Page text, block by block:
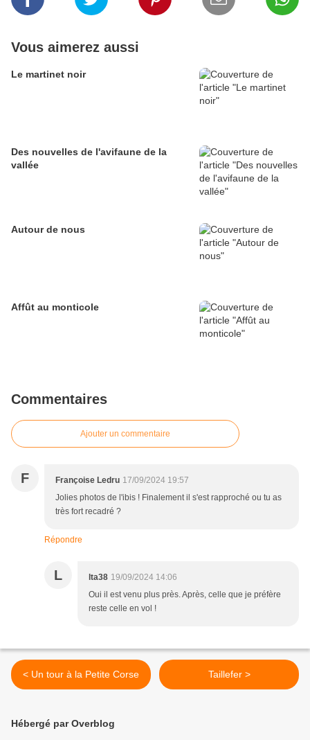
Vous aimerez aussi
Le martinet noir
Des nouvelles de l'avifaune de la
vallée
Autour de nous
Affût au monticole
Commentaires
Ajouter un commentaire
F Françoise Ledru 17/09/2024 19:57
Jolies photos de l'ibis ! Finalement il s'est rapproché ou tu as
très fort recadré ?
Répondre
L lta38 19/09/2024 14:06
Oui il est venu plus près. Après, celle que je préfère
reste celle en vol !
< Un tour à la Petite Corse Taillefer >
Hébergé par Overblog